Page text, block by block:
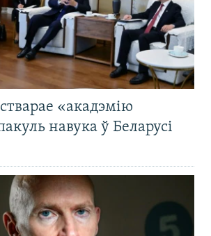
«акадэмію
навука ў Беларусі